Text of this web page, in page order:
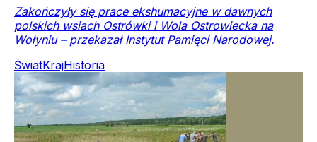
Zakończyły się prace ekshumacyjne w dawnych
polskich wsiach Ostrówki i Wola Ostrowiecka na
Wołyniu – przekazał Instytut Pamięci Narodowej.
ŚwiatKrajHistoria